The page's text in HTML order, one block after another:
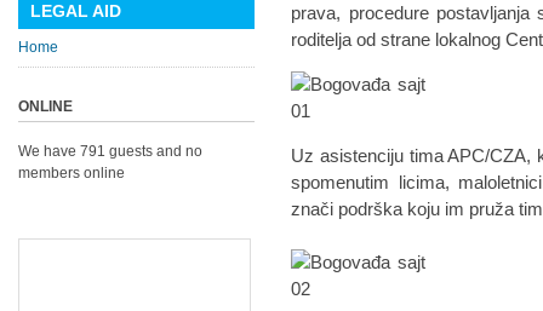
prava, procedure postavljanja
roditelja od strane lokalnog
Uz asistenciju tima APC/CZA,
spomenutim licima,
znači podrška koju im pruža
LEGAL AID
Home
ONLINE
We have 791 guests and no
members online